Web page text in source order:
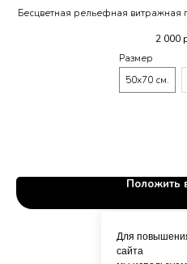
Бесцветная рельефная витражная
2 000
Размер
50х70 см.
Положить
Для
сайта